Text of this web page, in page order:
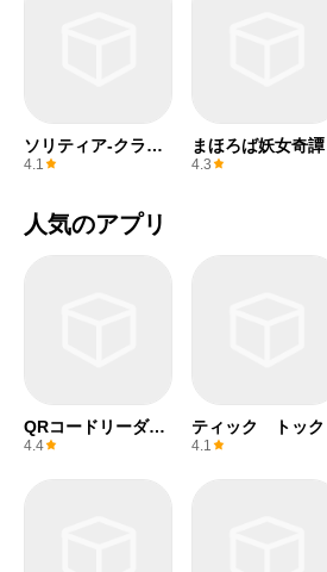
ソリティア-クラシ
ックソリティアカ
4.1
まほろば妖女奇譚
4.3
人気のアプリ
QRコードリーダー
(無料)
4.4
ティック トック
4.1